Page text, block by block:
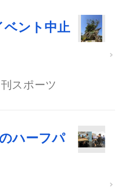
ベント中止
刊スポーツ
ハーフパ